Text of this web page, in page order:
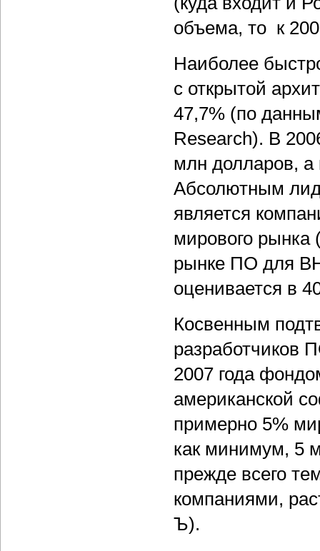
объема, то к
Наиболее
с открытой
47,7% (по
Research). В
млн долларов,
Абсолютным
является
мирового
рынке ПО для
оценивается в
Косвенным
разработчиков
2007 года
американской
примерно 5%
как минимум, 5
прежде всего
компаниями,
Ъ).